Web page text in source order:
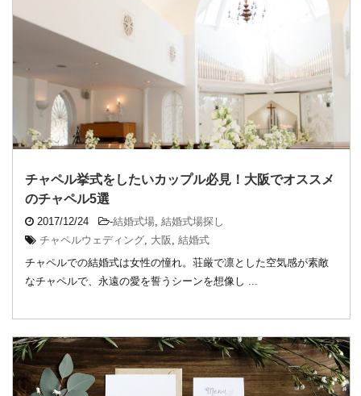
チャペル挙式をしたいカップル必見！大阪でオススメ
のチャペル5選
2017/12/24 -結婚式場 結婚式場探し
チャペルウェディング 大阪
結婚式
チャペルでの結婚式は女性の憧れ。荘厳で凛とした空気感が素敵
なチャペルで、永遠の愛を誓うシーンを想像し ...